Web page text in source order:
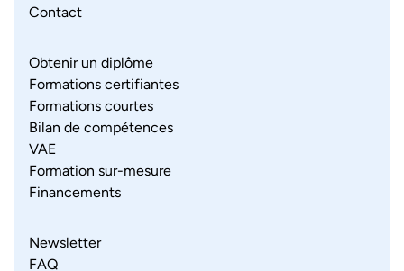
Contact
Obtenir un diplôme
Formations certifiantes
Formations courtes
Bilan de compétences
VAE
Formation sur-mesure
Financements
Newsletter
FAQ